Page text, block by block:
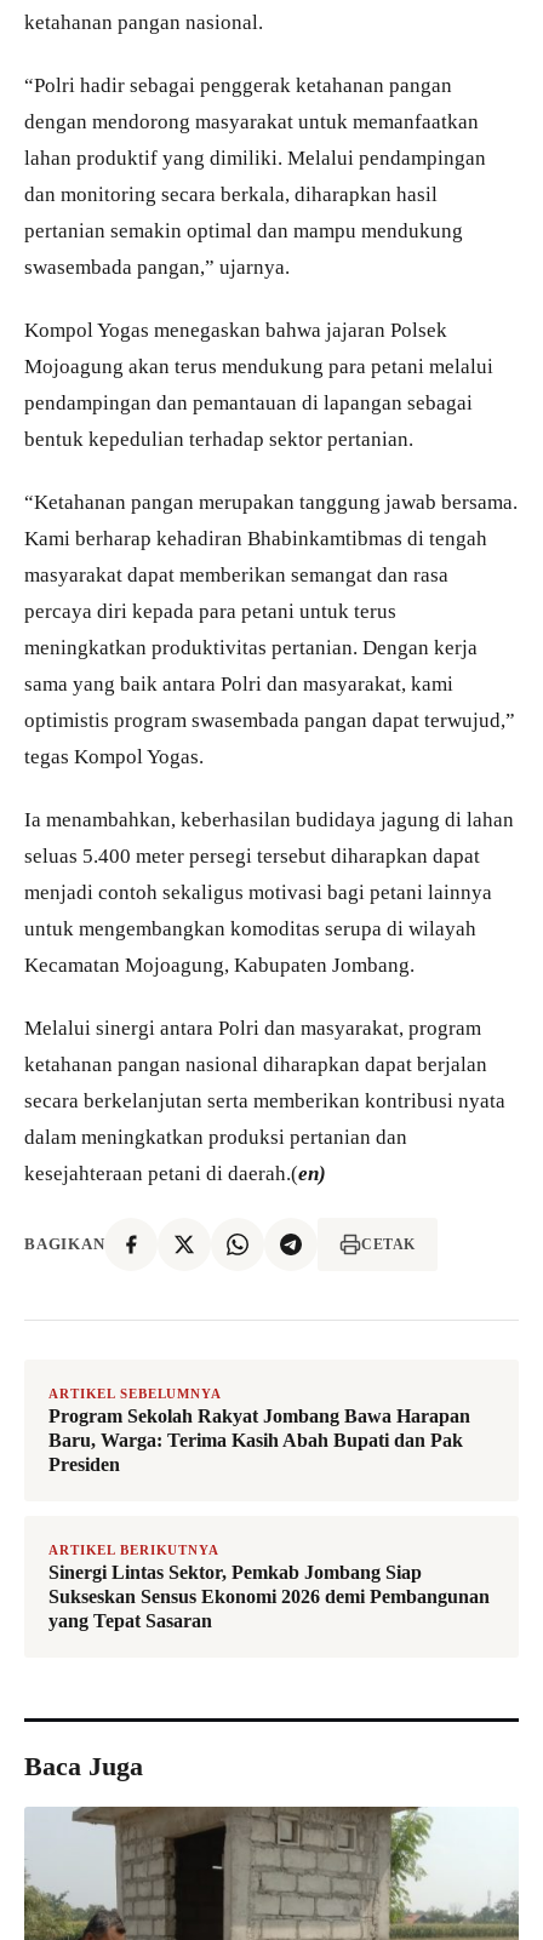
ketahanan pangan nasional.
“Polri hadir sebagai penggerak ketahanan pangan
dengan mendorong masyarakat untuk memanfaatkan
lahan produktif yang dimiliki. Melalui pendampingan
dan monitoring secara berkala, diharapkan hasil
pertanian semakin optimal dan mampu mendukung
swasembada pangan,” ujarnya.
Kompol Yogas menegaskan bahwa jajaran Polsek
Mojoagung akan terus mendukung para petani melalui
pendampingan dan pemantauan di lapangan sebagai
bentuk kepedulian terhadap sektor pertanian.
“Ketahanan pangan merupakan tanggung jawab bersama.
Kami berharap kehadiran Bhabinkamtibmas di tengah
masyarakat dapat memberikan semangat dan rasa
percaya diri kepada para petani untuk terus
meningkatkan produktivitas pertanian. Dengan kerja
sama yang baik antara Polri dan masyarakat, kami
optimistis program swasembada pangan dapat terwujud,”
tegas Kompol Yogas.
Ia menambahkan, keberhasilan budidaya jagung di lahan
seluas 5.400 meter persegi tersebut diharapkan dapat
menjadi contoh sekaligus motivasi bagi petani lainnya
untuk mengembangkan komoditas serupa di wilayah
Kecamatan Mojoagung, Kabupaten Jombang.
Melalui sinergi antara Polri dan masyarakat, program
ketahanan pangan nasional diharapkan dapat berjalan
secara berkelanjutan serta memberikan kontribusi nyata
dalam meningkatkan produksi pertanian dan
kesejahteraan petani di daerah.(en)
BAGIKAN CETAK
ARTIKEL SEBELUMNYA
Program Sekolah Rakyat Jombang Bawa Harapan
Baru, Warga: Terima Kasih Abah Bupati dan Pak
Presiden
ARTIKEL BERIKUTNYA
Sinergi Lintas Sektor, Pemkab Jombang Siap
Sukseskan Sensus Ekonomi 2026 demi Pembangunan
yang Tepat Sasaran
Baca Juga